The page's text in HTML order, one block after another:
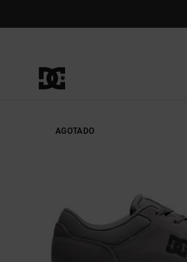
AGOTADO